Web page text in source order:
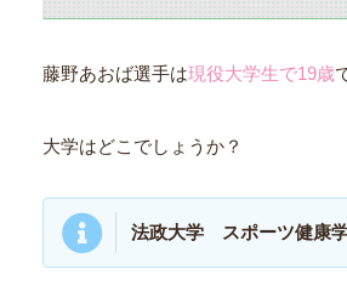
藤野あおば選手は現役大学生で19歳
大学はどこでしょうか？
法政大学 スポーツ健康